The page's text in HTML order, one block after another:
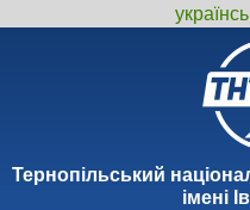
Тернопiльський
iменi